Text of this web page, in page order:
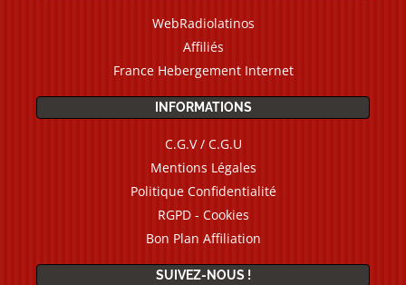
WebRadiolatinos
Affiliés
France Hebergement Internet
INFORMATIONS
C.G.V / C.G.U
Mentions Légales
Politique Confidentialité
RGPD - Cookies
Bon Plan Affiliation
SUIVEZ-NOUS !